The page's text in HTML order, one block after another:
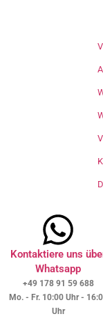
Kontaktiere uns
Whatsapp
+49 178 91 59 688
Mo. - Fr. 10:00 Uhr -
Uhr